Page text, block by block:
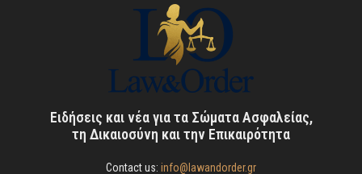
Ειδήσεις και νέα για τα Σώματα Ασφαλείας,
τη Δικαιοσύνη και την Επικαιρότητα
Contact us: info@lawandorder.gr